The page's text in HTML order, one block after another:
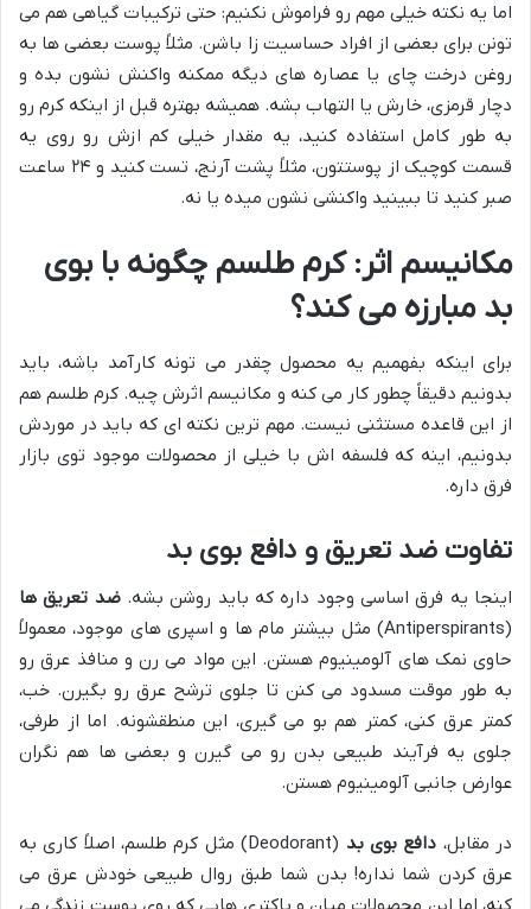
اما یه نکته خیلی مهم رو فراموش نکنیم: حتی ترکیبات گیاهی هم می
تونن برای بعضی از افراد حساسیت زا باشن. مثلاً پوست بعضی ها به
روغن درخت چای یا عصاره های دیگه ممکنه واکنش نشون بده و
دچار قرمزی، خارش یا التهاب بشه. همیشه بهتره قبل از اینکه کرم رو
به طور کامل استفاده کنید، یه مقدار خیلی کم ازش رو روی یه
قسمت کوچیک از پوستتون، مثلاً پشت آرنج، تست کنید و ۲۴ ساعت
صبر کنید تا ببینید واکنشی نشون میده یا نه.
مکانیسم اثر: کرم طلسم چگونه با بوی
بد مبارزه می کند؟
برای اینکه بفهمیم یه محصول چقدر می تونه کارآمد باشه، باید
بدونیم دقیقاً چطور کار می کنه و مکانیسم اثرش چیه. کرم طلسم هم
از این قاعده مستثنی نیست. مهم ترین نکته ای که باید در موردش
بدونیم، اینه که فلسفه اش با خیلی از محصولات موجود توی بازار
فرق داره.
تفاوت ضد تعریق و دافع بوی بد
اینجا یه فرق اساسی وجود داره که باید روشن بشه.ضد تعریق ها
(Antiperspirants) مثل بیشتر مام ها و اسپری های موجود، معمولاً
حاوی نمک های آلومینیوم هستن. این مواد می رن و منافذ عرق رو
به طور موقت مسدود می کنن تا جلوی ترشح عرق رو بگیرن. خب،
کمتر عرق کنی، کمتر هم بو می گیری، این منطقشونه. اما از طرفی،
جلوی یه فرآیند طبیعی بدن رو می گیرن و بعضی ها هم نگران
عوارض جانبی آلومینیوم هستن.
در مقابل، دافع بوی بد
(Deodorant) مثل کرم طلسم، اصلاً کاری به
عرق کردن شما نداره! بدن شما طبق روال طبیعی خودش عرق می